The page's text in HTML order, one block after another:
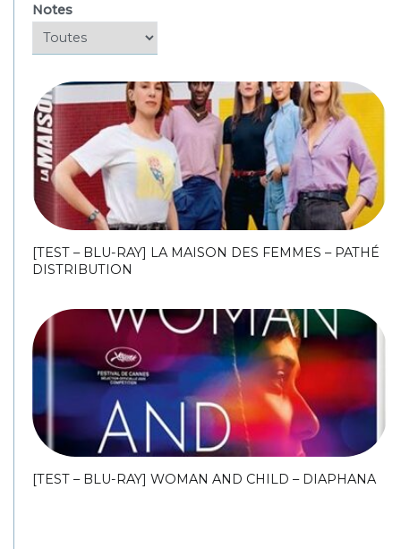
Notes
[TEST – BLU-RAY] LA MAISON DES FEMMES – PATHÉ
DISTRIBUTION
[TEST – BLU-RAY] WOMAN AND CHILD – DIAPHANA